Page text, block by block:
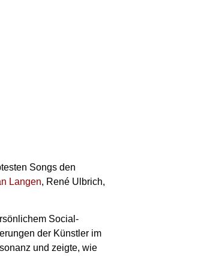
Songs den
Langen, René Ulbrich,
Social-
der Künstler im
und zeigte, wie